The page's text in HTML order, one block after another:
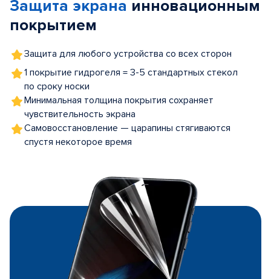
5
Защита экрана инновационным
покрытием
Защита для любого устройства со всех сторон
1 покрытие гидрогеля = 3-5 стандартных стекол
по сроку носки
Минимальная толщина покрытия сохраняет
чувствительность экрана
Самовосстановление — царапины стягиваются
спустя некоторое время